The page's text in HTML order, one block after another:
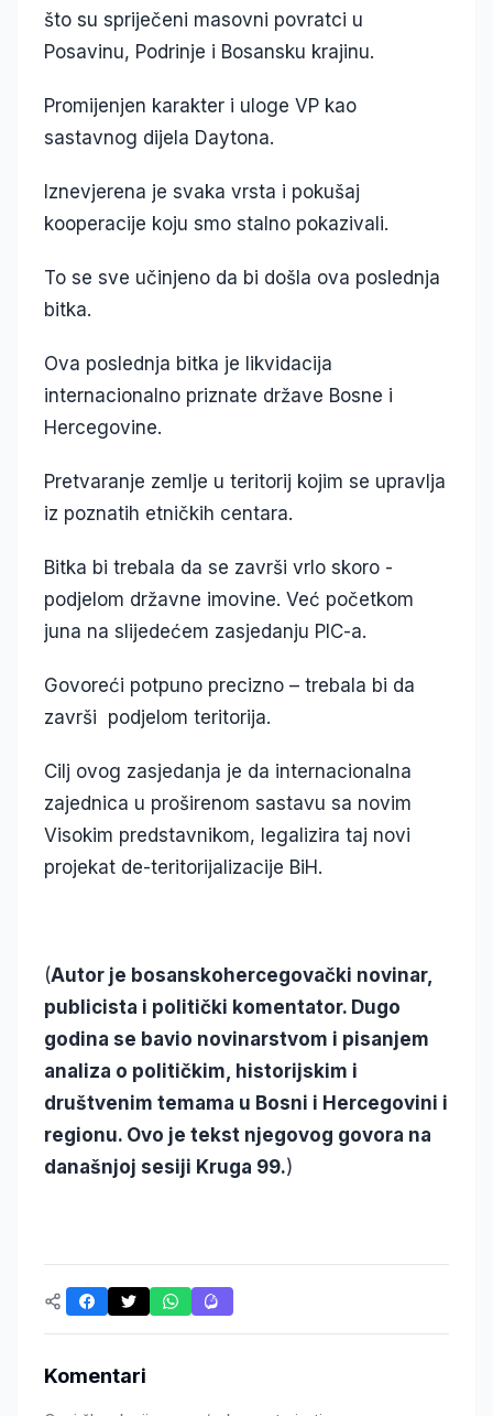
što su spriječeni masovni povratci u
Posavinu, Podrinje i Bosansku krajinu.
Promijenjen karakter i uloge VP kao
sastavnog dijela Daytona.
Iznevjerena je svaka vrsta i pokušaj
kooperacije koju smo stalno pokazivali.
To se sve učinjeno da bi došla ova poslednja
bitka.
Ova poslednja bitka je likvidacija
internacionalno priznate države Bosne i
Hercegovine.
Pretvaranje zemlje u teritorij kojim se upravlja
iz poznatih etničkih centara.
Bitka bi trebala da se završi vrlo skoro -
podjelom državne imovine. Već početkom
juna na slijedećem zasjedanju PIC-a.
Govoreći potpuno precizno – trebala bi da
završi podjelom teritorija.
Cilj ovog zasjedanja je da internacionalna
zajednica u proširenom sastavu sa novim
Visokim predstavnikom, legalizira taj novi
projekat de-teritorijalizacije BiH.
(Autor je bosanskohercegovački novinar,
publicista i politički komentator. Dugo
godina se bavio novinarstvom i pisanjem
analiza o političkim, historijskim i
društvenim temama u Bosni i Hercegovini i
regionu. Ovo je tekst njegovog govora na
današnjoj sesiji Kruga 99.)
Komentari